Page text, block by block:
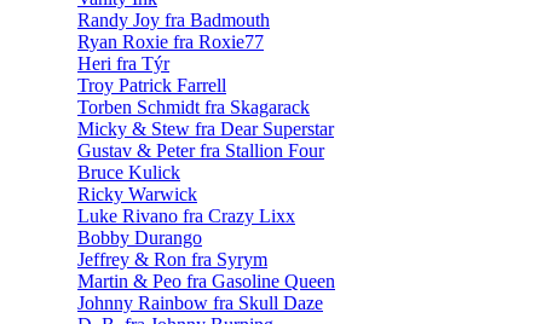
Randy Joy fra Badmouth
Ryan Roxie fra Roxie77
Heri fra Týr
Troy Patrick Farrell
Torben Schmidt fra Skagarack
Micky & Stew fra Dear Superstar
Gustav & Peter fra Stallion Four
Bruce Kulick
Ricky Warwick
Luke Rivano fra Crazy Lixx
Bobby Durango
Jeffrey & Ron fra Syrym
Martin & Peo fra Gasoline Queen
Johnny Rainbow fra Skull Daze